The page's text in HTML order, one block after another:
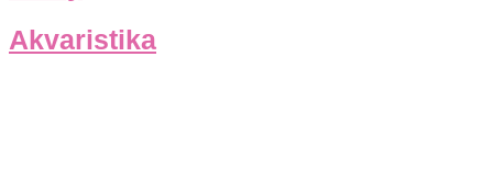
Akvaristika